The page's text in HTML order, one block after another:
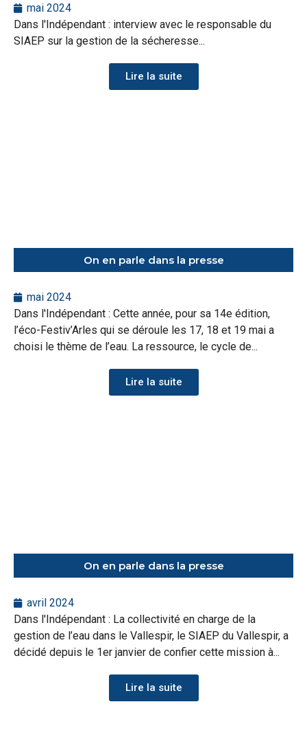
mai 2024
Dans l'Indépendant : interview avec le responsable du
SIAEP sur la gestion de la sécheresse...
Lire la suite
On en parle dans la presse
mai 2024
Dans l'Indépendant : Cette année, pour sa 14e édition,
l’éco-Festiv’Arles qui se déroule les 17, 18 et 19 mai a
choisi le thème de l’eau. La ressource, le cycle de...
Lire la suite
On en parle dans la presse
avril 2024
Dans l'Indépendant : La collectivité en charge de la
gestion de l’eau dans le Vallespir, le SIAEP du Vallespir, a
décidé depuis le 1er janvier de confier cette mission à...
Lire la suite